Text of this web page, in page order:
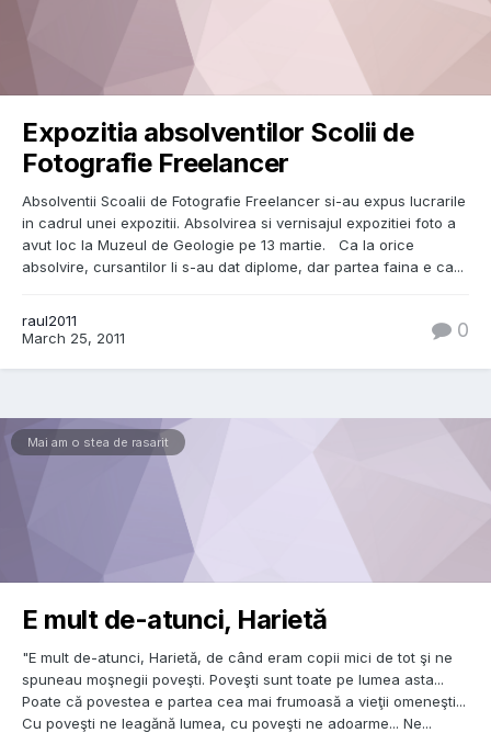
Expozitia absolventilor Scolii de
Fotografie Freelancer
Absolventii Scoalii de Fotografie Freelancer si-au expus lucrarile
in cadrul unei expozitii. Absolvirea si vernisajul expozitiei foto a
avut loc la Muzeul de Geologie pe 13 martie. Ca la orice
absolvire, cursantilor li s-au dat diplome, dar partea faina e ca...
raul2011
March 25, 2011
0
Mai am o stea de rasarit
E mult de-atunci, Harietă
"E mult de-atunci, Harietă, de când eram copii mici de tot şi ne
spuneau moşnegii poveşti. Poveşti sunt toate pe lumea asta...
Poate că povestea e partea cea mai frumoasă a vieţii omeneşti...
Cu poveşti ne leagănă lumea, cu poveşti ne adoarme... Ne...